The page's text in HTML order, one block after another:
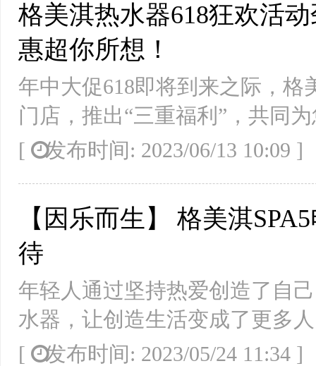
格美淇热水器618狂欢活
惠超你所想！
年中大促618即将到来之际，
门店，推出“三重福利”，共同
[
发布时间: 2023/06/13
【因乐而生】 格美淇
待
年轻人通过坚持热爱创造了自
水器，让创造生活变成了更多
[
发布时间: 2023/05/24